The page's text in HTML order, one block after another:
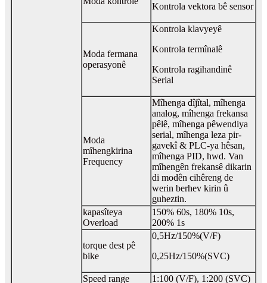
Kontrola vektora bê sensor
Moda fermana
operasyonê
Kontrola klavyeyê
Kontrola termînalê
Kontrola ragihandinê
Serial
Moda
mîhengkirina
Frequency
Mîhenga dîjîtal, mîhenga
analog, mîhenga frekansa
pêlê, mîhenga pêwendiya
serial, mîhenga leza pir-
gavekî & PLC-ya hêsan,
mîhenga PID, hwd. Van
mîhengên frekansê dikarin
di modên cihêreng de
werin berhev kirin û
guheztin.
kapasîteya
Overload
150% 60s, 180% 10s,
200% 1s
torque dest pê
bike
0,5Hz/150%(V/F)
0,25Hz/150%(SVC)
Speed ​​range
1:100 (V/F), 1:200 (SVC)